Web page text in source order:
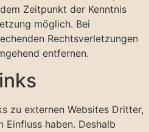
Zeitpunkt der Kenntnis
möglich. Bei
Rechtsverletzungen
entfernen.
zu externen Websites Dritter,
Einfluss haben. Deshalb